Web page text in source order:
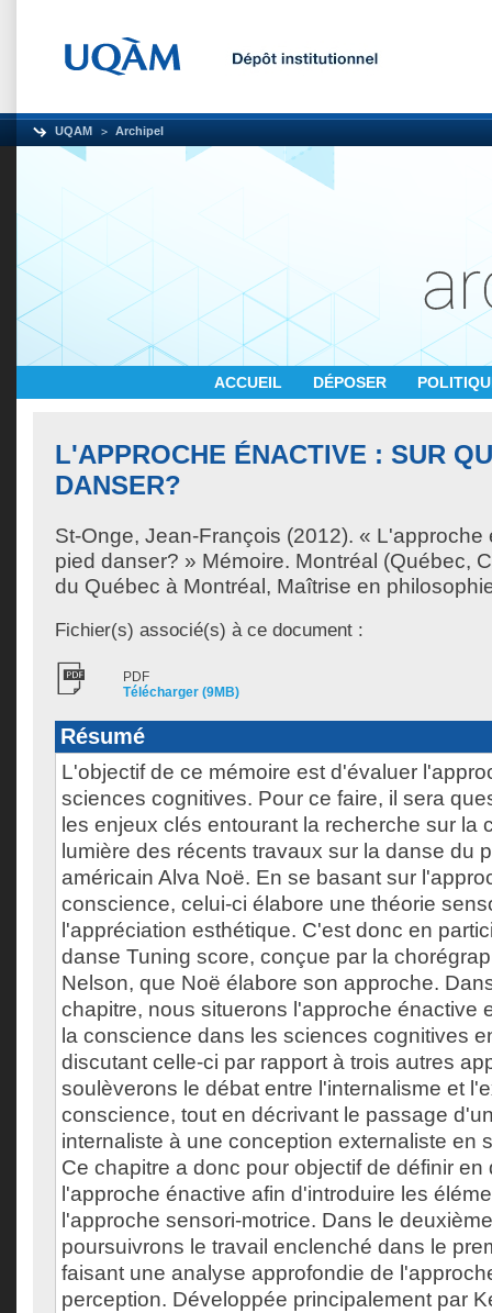
UQAM Archipel
ACCUEIL DÉPOSER
L'APPROCHE ÉNACTIVE : SUR
DANSER?
St-Onge, Jean-François (2012). « L'approche
pied danser? » Mémoire. Montréal (Québec,
du Québec à Montréal, Maîtrise en
Fichier(s) associé(s) à ce document :
PDF
Télécharger (9MB)
Résumé
L'objectif de ce mémoire est d'évaluer
sciences cognitives. Pour ce faire, il sera
les enjeux clés entourant la recherche sur la
lumière des récents travaux sur la danse du
américain Alva Noë. En se basant sur
conscience, celui-ci élabore une théorie
l'appréciation esthétique. C'est donc en
danse Tuning score, conçue par la
Nelson, que Noë élabore son approche.
chapitre, nous situerons l'approche énactive
la conscience dans les sciences cognitives
discutant celle-ci par rapport à trois autres
soulèverons le débat entre l'internalisme et
conscience, tout en décrivant le passage
internaliste à une conception externaliste en
Ce chapitre a donc pour objectif de définir en
l'approche énactive afin d'introduire les
l'approche sensori-motrice. Dans le
poursuivrons le travail enclenché dans le
faisant une analyse approfondie de
perception. Développée principalement par